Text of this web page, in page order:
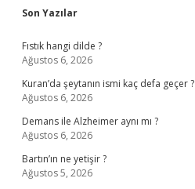
Sidebar
Son Yazılar
Fıstık hangi dilde ?
Ağustos 6, 2026
Kuran’da şeytanın ismi kaç defa geçer ?
Ağustos 6, 2026
Demans ile Alzheimer aynı mı ?
Ağustos 6, 2026
Bartın’ın ne yetişir ?
Ağustos 5, 2026